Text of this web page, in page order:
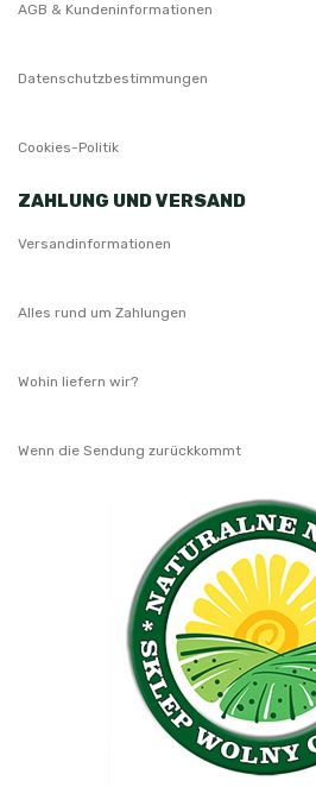
AGB & Kundeninformationen
Datenschutzbestimmungen
Cookies-Politik
ZAHLUNG UND VERSAND
Versandinformationen
Alles rund um Zahlungen
Wohin liefern wir?
Wenn die Sendung zurückkommt